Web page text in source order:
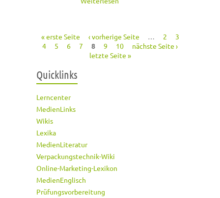
Seiten
« erste Seite ‹ vorherige Seite 2
3
4
5 6 7 8 9 10
nächste Seite ›
letzte Seite »
Quicklinks
Lerncenter
MedienLinks
Wikis
Lexika
MedienLiteratur
Verpackungstechnik-Wiki
Online-Marketing-Lexikon
MedienEnglisch
Prüfungsvorbereitung